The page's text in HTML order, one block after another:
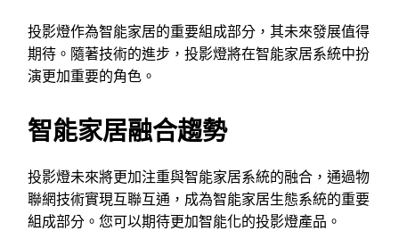
投影燈作為智能家居的重要組成部分，其未來發展值得
期待。隨著技術的進步，投影燈將在智能家居系統中扮
演更加重要的角色。
智能家居融合趨勢
投影燈未來將更加注重與智能家居系統的融合，通過物
聯網技術實現互聯互通，成為智能家居生態系統的重要
組成部分。您可以期待更加智能化的投影燈產品。